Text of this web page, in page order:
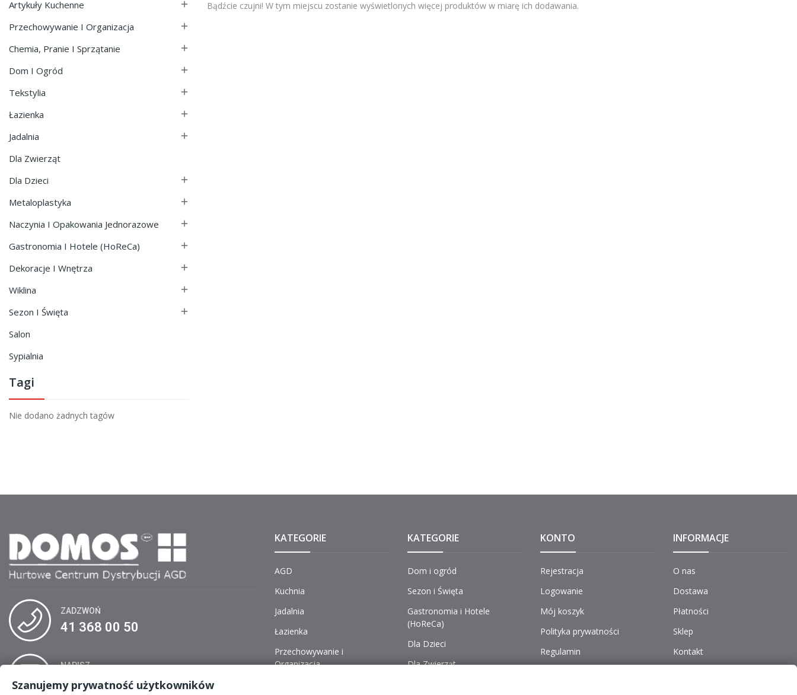
Artykuły Kuchenne 
Przechowywanie I Organizacja 
Chemia, Pranie I Sprzątanie 
Dom I Ogród 
Tekstylia 
Łazienka 
Jadalnia 
Dla Zwierząt
Dla Dzieci

Metaloplastyka 
Naczynia I Opakowania Jednorazowe 
Gastronomia I Hotele (HoReCa) 
Dekoracje I Wnętrza 
Wiklina 
Sezon I Święta 
Salon
Sypialnia
Tagi
Nie dodano żadnych tagów
Bądźcie czujni! W tym miejscu zostanie wyświetlonych więcej produktów w miarę ich dodawania.
ZADZWOŃ
41 368 00 50
NAPISZ
biuro@domos.kielce.pl
KATEGORIE
AGD
Kuchnia
Jadalnia
Łazienka
Przechowywanie i
Organizacja
KATEGORIE
Dom i ogród
Sezon i Święta
Gastronomia i Hotele
(HoReCa)
Dla Dzieci
Dla Zwierząt
KONTO
Rejestracja
Logowanie
Mój koszyk
Polityka prywatności
Regulamin
INFORMACJE
O nas
Dostawa
Płatności
Sklep
Kontakt
Szanujemy prywatność użytkowników